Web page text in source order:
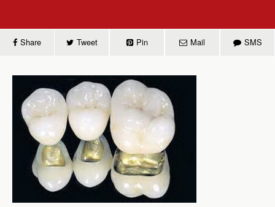
Share Tweet Pin Mail SMS